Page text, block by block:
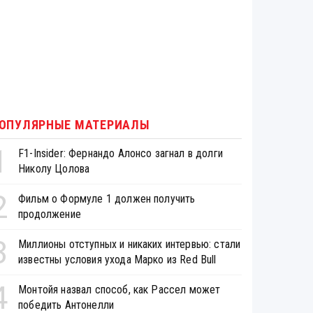
МАТЕРИАЛЫ
F1-Insider: Фернандо Алонсо загнал в долги
Николу Цолова
Фильм о Формуле 1 должен получить
продолжение
Миллионы отступных и никаких интервью: стали
известны условия ухода Марко из Red Bull
Монтойя назвал способ, как Рассел может
победить Антонелли